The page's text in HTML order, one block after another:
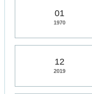
01
1970
12
2019